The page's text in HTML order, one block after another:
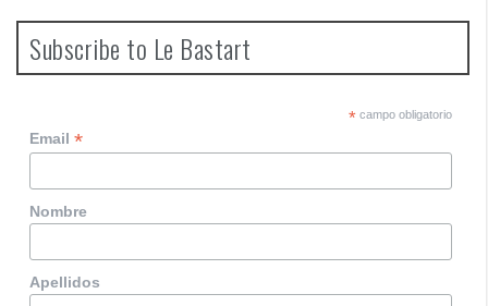
Subscribe to Le Bastart
*campo obligatorio
Email*
Nombre
Apellidos